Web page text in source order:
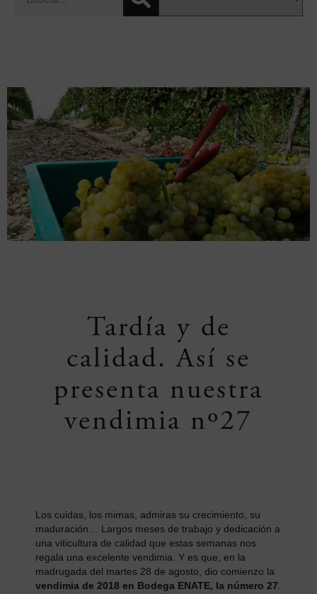
Tardía y de
calidad. Así se
presenta nuestra
vendimia nº27
Los cuidas, los mimas, admiras su crecimiento, su
maduración… Largos meses de trabajo y dedicación a
una viticultura de calidad que estas semanas nos
regala una excelente vendimia. Y es que, en la
madrugada del martes 28 de agosto, dio comienzo la
vendimia de 2018 en Bodega ENATE, la número 27